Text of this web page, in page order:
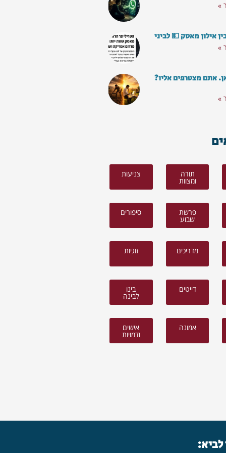
»
אילון מאסק 💵 לביני
»
אתם מצטרפים אליו?
»
תורה
ומצוות
צניעות
פרשת
שבוע
סיפורים
מדריכים זוגיות
דייטים בינו
לבינה
אמונה אישים
ודמויות
לביא: